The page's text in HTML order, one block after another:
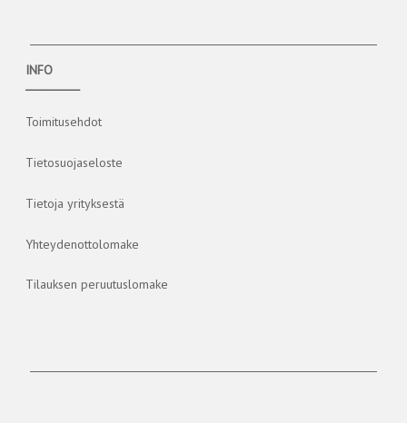
INFO
Toimitusehdot
Tietosuojaseloste
Tietoja yrityksestä
Yhteydenottolomake
Tilauksen peruutuslomake